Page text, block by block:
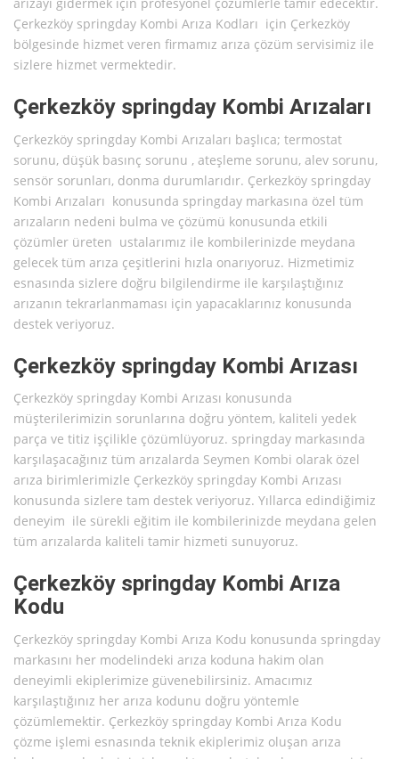
Çerkezköy springday Kombi Arıza Kodları için Çerkezköy
bölgesinde hizmet veren firmamız arıza çözüm servisimiz ile
sizlere hizmet vermektedir.
Çerkezköy springday Kombi Arızaları
Çerkezköy springday Kombi Arızaları başlıca; termostat
sorunu, düşük basınç sorunu , ateşleme sorunu, alev sorunu,
sensör sorunları, donma durumlarıdır. Çerkezköy springday
Kombi Arızaları konusunda springday markasına özel tüm
arızaların nedeni bulma ve çözümü konusunda etkili
çözümler üreten ustalarımız ile kombilerinizde meydana
gelecek tüm arıza çeşitlerini hızla onarıyoruz. Hizmetimiz
esnasında sizlere doğru bilgilendirme ile karşılaştığınız
arızanın tekrarlanmaması için yapacaklarınız konusunda
destek veriyoruz.
Çerkezköy springday Kombi Arızası
Çerkezköy springday Kombi Arızası konusunda
müşterilerimizin sorunlarına doğru yöntem, kaliteli yedek
parça ve titiz işçilikle çözümlüyoruz. springday markasında
karşılaşacağınız tüm arızalarda Seymen Kombi olarak özel
arıza birimlerimizle Çerkezköy springday Kombi Arızası
konusunda sizlere tam destek veriyoruz. Yıllarca edindiğimiz
deneyim ile sürekli eğitim ile kombilerinizde meydana gelen
tüm arızalarda kaliteli tamir hizmeti sunuyoruz.
Çerkezköy springday Kombi Arıza
Kodu
Çerkezköy springday Kombi Arıza Kodu konusunda springday
markasını her modelindeki arıza koduna hakim olan
deneyimli ekiplerimize güvenebilirsiniz. Amacımız
karşılaştığınız her arıza kodunu doğru yöntemle
çözümlemektir. Çerkezköy springday Kombi Arıza Kodu
çözme işlemi esnasında teknik ekiplerimiz oluşan arıza